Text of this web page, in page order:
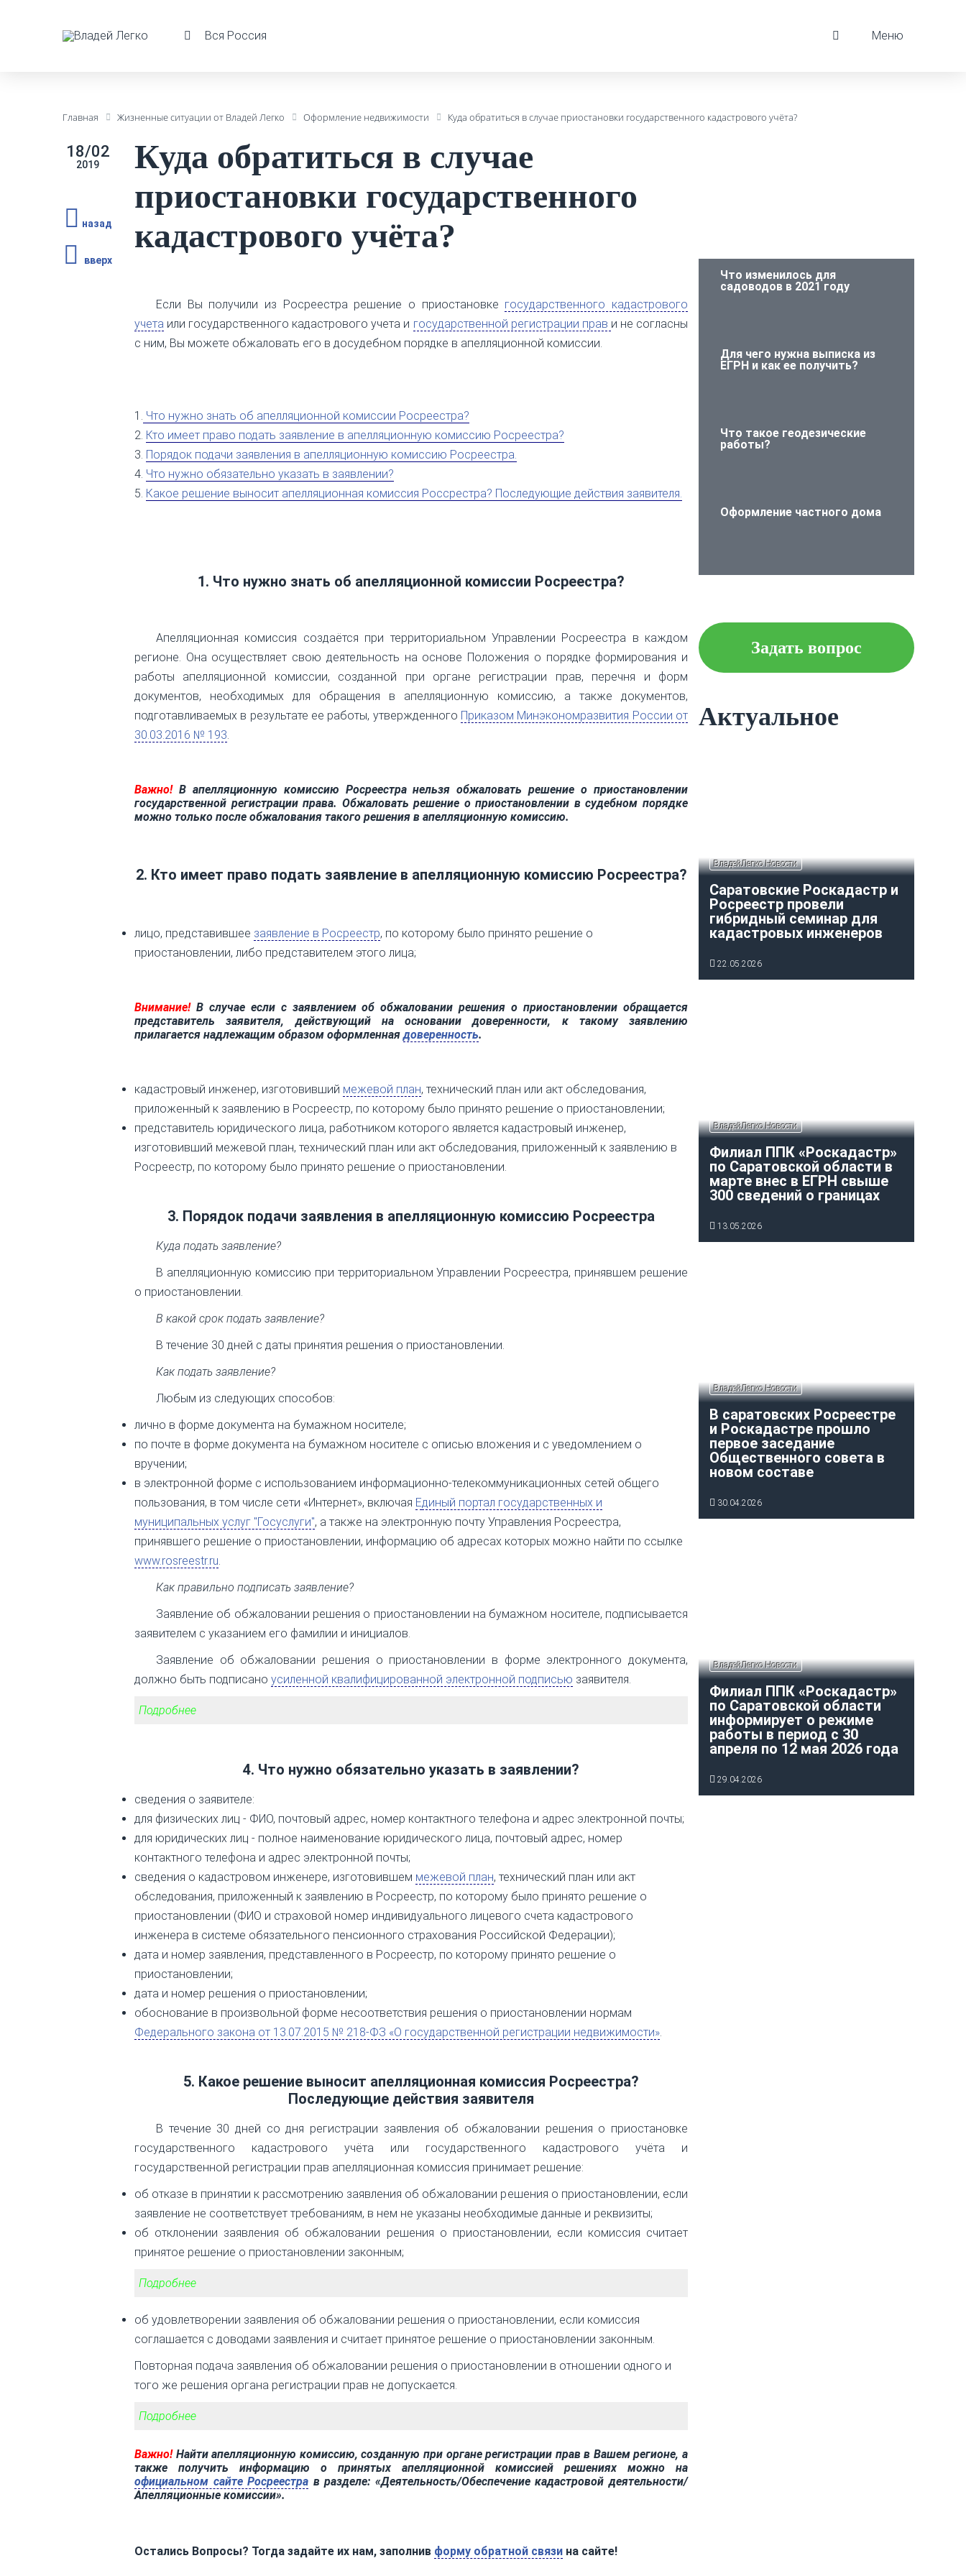
Вся Россия Меню
Главная Жизненные ситуации от Владей Легко Оформление недвижимости Куда обратиться в случае приостановки государственного кадастрового учёта?
18/02
2019
назад
вверх
Куда обратиться в случае
приостановки государственного
кадастрового учёта?
Если Вы получили из Росреестра решение о приостановке государственного кадастрового
учета или государственного кадастрового учета и государственной регистрации прав и не согласны
с ним, Вы можете обжаловать его в досудебном порядке в апелляционной комиссии.
1. Что нужно знать об апелляционной комиссии Росреестра?
2. Кто имеет право подать заявление в апелляционную комиссию Росреестра?
3. Порядок подачи заявления в апелляционную комиссию Росреестра.
4. Что нужно обязательно указать в заявлении?
5. Какое решение выносит апелляционная комиссия Россрестра? Последующие действия заявителя.
1. Что нужно знать об апелляционной комиссии Росреестра?
Апелляционная комиссия создаётся при территориальном Управлении Росреестра в каждом
регионе. Она осуществляет свою деятельность на основе Положения о порядке формирования и
работы апелляционной комиссии, созданной при органе регистрации прав, перечня и форм
документов, необходимых для обращения в апелляционную комиссию, а также документов,
подготавливаемых в результате ее работы, утвержденного Приказом Минэкономразвития России от
30.03.2016 № 193.
Важно!В апелляционную комиссию Росреестра нельзя обжаловать решение о приостановлении
государственной регистрации права. Обжаловать решение о приостановлении в судебном порядке
можно только после обжалования такого решения в апелляционную комиссию.
2. Кто имеет право подать заявление в апелляционную комиссию Росреестра?
лицо, представившее заявление в Росреестр, по которому было принято решение о
приостановлении, либо представителем этого лица;
Внимание!В случае если с заявлением об обжаловании решения о приостановлении обращается
представитель заявителя, действующий на основании доверенности, к такому заявлению
прилагается надлежащим образом оформленнаядоверенность.
кадастровый инженер, изготовивший межевой план, технический план или акт обследования,
приложенный к заявлению в Росреестр, по которому было принято решение о приостановлении;
представитель юридического лица, работником которого является кадастровый инженер,
изготовивший межевой план, технический план или акт обследования, приложенный к заявлению в
Росреестр, по которому было принято решение о приостановлении.
3. Порядок подачи заявления в апелляционную комиссию Росреестра
Куда подать заявление?
В апелляционную комиссию при территориальном Управлении Росреестра, принявшем решение
о приостановлении.
В какой срок подать заявление?
В течение 30 дней с даты принятия решения о приостановлении.
Как подать заявление?
Любым из следующих способов:
лично в форме документа на бумажном носителе;
по почте в форме документа на бумажном носителе с описью вложения и с уведомлением о
вручении;
в электронной форме с использованием информационно-телекоммуникационных сетей общего
пользования, в том числе сети «Интернет», включая Единый портал государственных и
муниципальных услуг "Госуслуги", а также на электронную почту Управления Росреестра,
принявшего решение о приостановлении, информацию об адресах которых можно найти по ссылке
www.rosreestr.ru.
Как правильно подписать заявление?
Заявление об обжаловании решения о приостановлении на бумажном носителе, подписывается
заявителем с указанием его фамилии и инициалов.
Заявление об обжаловании решения о приостановлении в форме электронного документа,
должно быть подписано усиленной квалифицированной электронной подписью заявителя.
Подробнее
4. Что нужно обязательно указать в заявлении?
сведения о заявителе:
для физических лиц - ФИО, почтовый адрес, номер контактного телефона и адрес электронной почты;
для юридических лиц - полное наименование юридического лица, почтовый адрес, номер
контактного телефона и адрес электронной почты;
сведения о кадастровом инженере, изготовившем межевой план, технический план или акт
обследования, приложенный к заявлению в Росреестр, по которому было принято решение о
приостановлении (ФИО и страховой номер индивидуального лицевого счета кадастрового
инженера в системе обязательного пенсионного страхования Российской Федерации);
дата и номер заявления, представленного в Росреестр, по которому принято решение о
приостановлении;
дата и номер решения о приостановлении;
обоснование в произвольной форме несоответствия решения о приостановлении нормам
Федерального закона от 13.07.2015 № 218-ФЗ «О государственной регистрации недвижимости».
5. Какое решение выносит апелляционная комиссия Росреестра?
Последующие действия заявителя
В течение 30 дней со дня регистрации заявления об обжаловании решения о приостановке
государственного кадастрового учёта или государственного кадастрового учёта и
государственной регистрации прав апелляционная комиссия принимает решение:
об отказе в принятии к рассмотрению заявления об обжаловании решения о приостановлении, если
заявление не соответствует требованиям, в нем не указаны необходимые данные и реквизиты;
об отклонении заявления об обжаловании решения о приостановлении, если комиссия считает
принятое решение о приостановлении законным;
Подробнее
об удовлетворении заявления об обжаловании решения о приостановлении, если комиссия
соглашается с доводами заявления и считает принятое решение о приостановлении законным.
Повторная подача заявления об обжаловании решения о приостановлении в отношении одного и
того же решения органа регистрации прав не допускается.
Подробнее
Важно!Найти апелляционную комиссию, созданную при органе регистрации прав в Вашем регионе, а
также получить информацию о принятых апелляционной комиссией решениях можно на
официальном сайте Росреестра в разделе: «Деятельность/Обеспечение кадастровой деятельности/
Апелляционные комиссии».
Остались Вопросы? Тогда задайте их нам, заполнив форму обратной связи на сайте!
Что изменилось для
садоводов в 2021 году
Для чего нужна выписка из
ЕГРН и как ее получить?
Что такое геодезические
работы?
Оформление частного дома
Что следует знать об
Задать вопрос
Актуальное
ВладейЛегко Новости
Саратовские Роскадастр и
Росреестр провели
гибридный семинар для
кадастровых инженеров
22.05.2026
ВладейЛегко Новости
Филиал ППК «Роскадастр»
по Саратовской области в
марте внес в ЕГРН свыше
300 сведений о границах
13.05.2026
ВладейЛегко Новости
В саратовских Росреестре
и Роскадастре прошло
первое заседание
Общественного совета в
новом составе
30.04.2026
ВладейЛегко Новости
Филиал ППК «Роскадастр»
по Саратовской области
информирует о режиме
работы в период с 30
апреля по 12 мая 2026 года
29.04.2026